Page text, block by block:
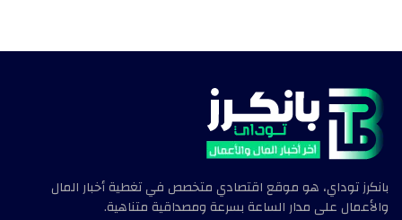
بانكرز توداي، هو موقع اقتصادي متخصص في تغطية أخبار المال
والأعمال على مدار الساعة بسرعة ومصداقية متناهية.